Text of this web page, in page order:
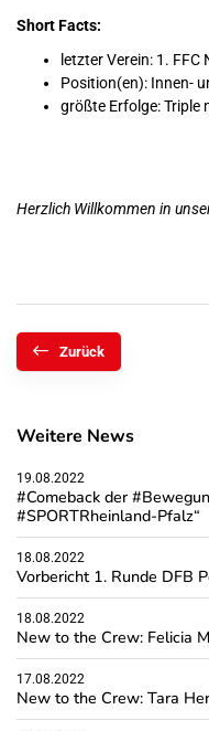
Short Facts:
letzter Verein: 1.
Position(en): Innen-
größte Erfolge: Triple
Herzlich Willkommen in
Zurück
Weitere News
19.08.2022
#Comeback der
#SPORTRheinland-Pfalz“
18.08.2022
Vorbericht 1. Runde DFB
18.08.2022
New to the Crew: Felicia
17.08.2022
New to the Crew: Tara